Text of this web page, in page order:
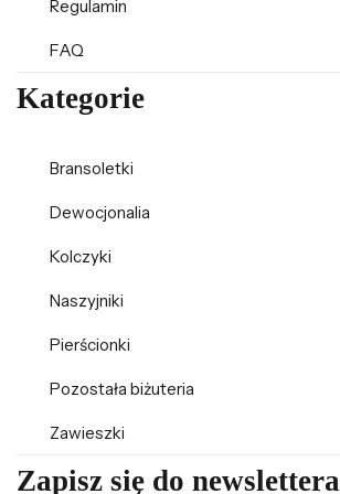
Regulamin
FAQ
Kategorie
Bransoletki
Dewocjonalia
Kolczyki
Naszyjniki
Pierścionki
Pozostała biżuteria
Zawieszki
Zapisz się do newslettera